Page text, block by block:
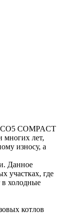
COMPACT
многих лет,
износу, а
Данное
участках, где
холодные
котлов